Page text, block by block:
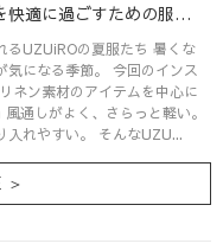
暑い日は、リネンがちょうどいい。夏を快適に過ごすための服選び
るUZUiROの夏服たち 暑くな
節。 今回のインス
ネン素材のアイテムを中心に
入れやすい。 そんなUZU...